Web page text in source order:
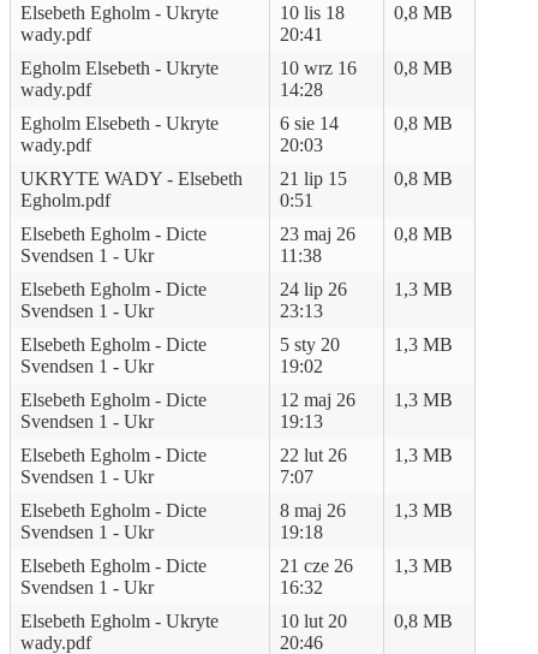
Elsebeth Egholm - Ukryte
wady.pdf
10 lis 18
20:41
0,8 MB
Egholm Elsebeth - Ukryte
wady.pdf
10 wrz 16
14:28
0,8 MB
Egholm Elsebeth - Ukryte
wady.pdf
6 sie 14
20:03
0,8 MB
UKRYTE WADY - Elsebeth
Egholm.pdf
21 lip 15
0:51
0,8 MB
Elsebeth Egholm - Dicte
Svendsen 1 - Ukr
23 maj 26
11:38
0,8 MB
Elsebeth Egholm - Dicte
Svendsen 1 - Ukr
24 lip 26
23:13
1,3 MB
Elsebeth Egholm - Dicte
Svendsen 1 - Ukr
5 sty 20
19:02
1,3 MB
Elsebeth Egholm - Dicte
Svendsen 1 - Ukr
12 maj 26
19:13
1,3 MB
Elsebeth Egholm - Dicte
Svendsen 1 - Ukr
22 lut 26
7:07
1,3 MB
Elsebeth Egholm - Dicte
Svendsen 1 - Ukr
8 maj 26
19:18
1,3 MB
Elsebeth Egholm - Dicte
Svendsen 1 - Ukr
21 cze 26
16:32
1,3 MB
Elsebeth Egholm - Ukryte
wady.pdf
10 lut 20
20:46
0,8 MB